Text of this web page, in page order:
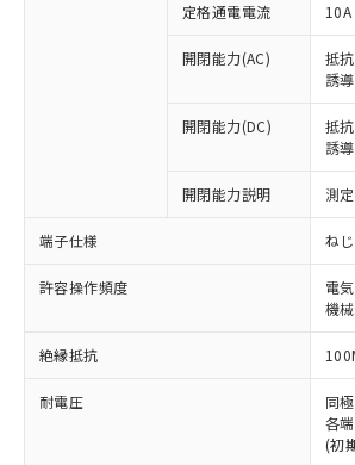
定格通電電流 10A
開閉能力(AC)
抵
誘
開閉能力(DC)
抵
誘
開閉能力説明 測
端子仕様 ね
許容操作頻度
電
機
絶縁抵抗
耐電圧
同
各
(初
ご利用条件
ご利用ください。
本サービスは、当社制御
商品の当社在庫状況およ
(税抜)を提供させていただ
当社制御機器事業取扱商
本サービスの対象外とな
ことをご了承ください。
在庫状況および標準価格照
対応済み：EU RoHS指令（
非含有に対応した製品が提供可
対応予定：EU RoHS指令（10
有に対応した製品に切り替える
対応予定なし：EU RoHS指令（
非含有に非対応の商品で、対応
定はありません。
調査・確認中：EU RoHS指令（
非含有の対応状況を調査中また
害物質有無と関係のない商品で
仕入先様の事情により、非含有
いたものが、含有品と判明した
むを得ず変更することがありま
※1 中国RoHS○×表
「○」：最大均質材料含有率が
基準値以下であることを示しま
「×」：最大均質材料含有率が中
基準値を超えていることを示し
「－」：未確認です。当社販売部
当社は、これら貴社製品
為替および外国貿易法に定